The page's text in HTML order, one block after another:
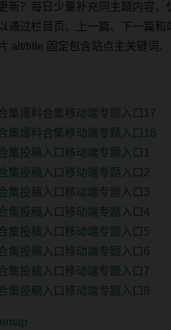
新？每日少量补充同主题内容，
通过栏目页、上一篇、下一篇和
alt/title 固定包含站点主关键词
集爆料合集移动端专题入口17
集爆料合集移动端专题入口18
集投稿入口移动端专题入口1
集投稿入口移动端专题入口2
集投稿入口移动端专题入口3
集投稿入口移动端专题入口4
集投稿入口移动端专题入口5
集投稿入口移动端专题入口6
集投稿入口移动端专题入口7
集投稿入口移动端专题入口8